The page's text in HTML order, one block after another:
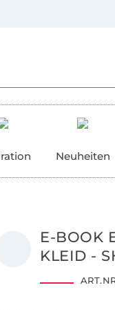
Neuheiten
E-BOOK
KLEID -
Vorkasse